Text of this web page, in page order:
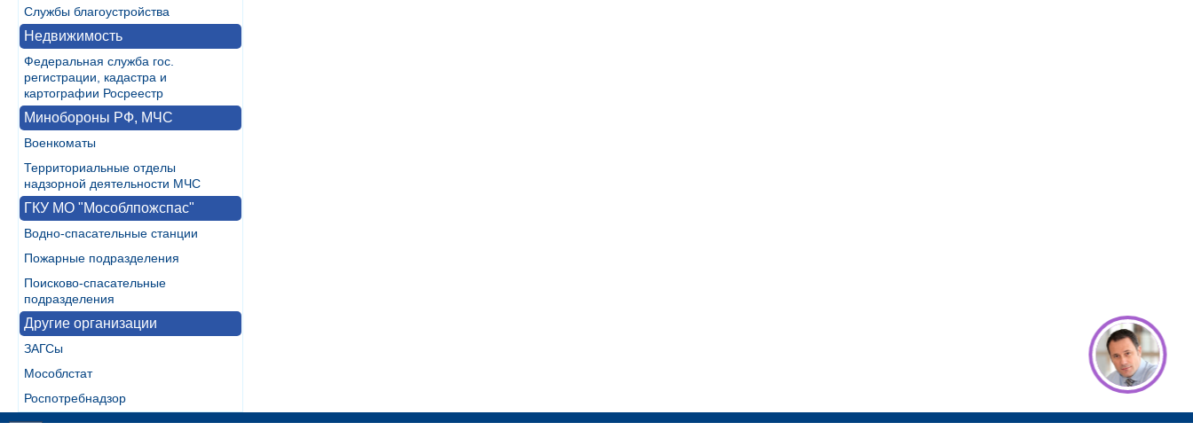
Службы благоустройства
Недвижимость
Федеральная служба гос.
регистрации, кадастра и
картографии Росреестр
Минобороны РФ, МЧС
Военкоматы
Территориальные отделы
надзорной деятельности МЧС
ГКУ МО "Мособлпожспас"
Водно-спасательные станции
Пожарные подразделения
Поисково-спасательные
подразделения
Другие организации
ЗАГСы
Мособлстат
Роспотребнадзор